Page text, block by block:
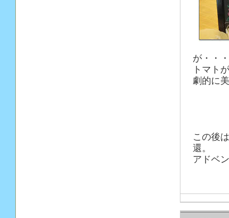
が・・
トマト
劇的に
この後
還。
アドベ